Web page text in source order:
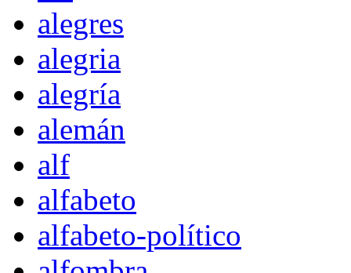
alegres
alegria
alegría
alemán
alf
alfabeto
alfabeto-político